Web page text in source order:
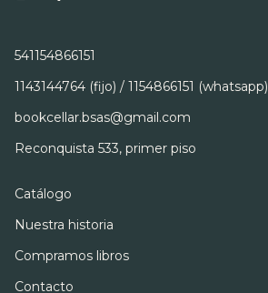
541154866151
1143144764 (fijo) / 1154866151 (whatsapp)
bookcellar.bsas@gmail.com
Reconquista 533, primer piso
Catálogo
Nuestra historia
Compramos libros
Contacto